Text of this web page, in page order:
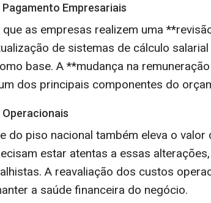
Empresariais
as empresas realizem uma
de sistemas de cálculo
base. A **mudança na
dos principais componentes do
do piso nacional também eleva o
estar atentas a essas
A reavaliação dos custos
a saúde financeira do negócio.